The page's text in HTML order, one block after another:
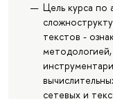
Цель курса по
текстов -
сетевых и